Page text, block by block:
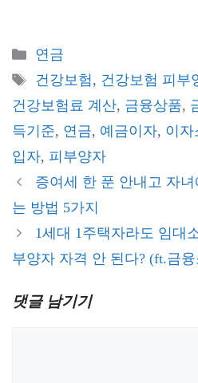
카
테
리
연금
태
그
건강보험 , 건강보험 피부
건강보험료 계산, 금융상품,
득기준, 연금, 예금이자, 이자
입자, 피부양자
증여세 한 푼 안내고 자
는 방법 5가지
1세대 1주택자라도 임대
부양자 자격 안 된다? (ft.금
댓글 남기기